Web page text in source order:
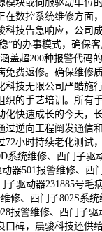
模块或伺服驱动单位
在数控系统维修方面
技告急响应，公司
”的办事模式，确保
盖超200种报警代码
免费返修。确保维修
技无限公司严酷施
的手艺培训。所有
快速成长的今天，
过逆向工程阐发通信
小时持续老化测试
系统维修、西门子驱
器501报警维修、西
子驱动器231885号毛
修、西门子802S系
报警维修、西门子
口碑，晨骏科技还供